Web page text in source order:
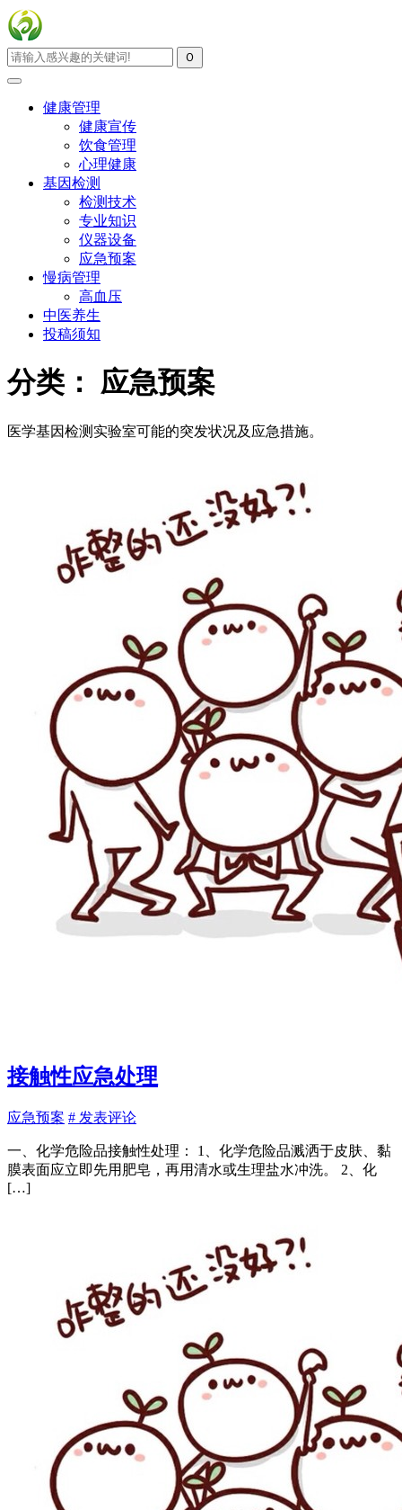
健康管理
健康宣传
饮食管理
心理健康
基因检测
检测技术
专业知识
仪器设备
应急预案
慢病管理
高血压
中医养生
投稿须知
分类： 应急预案
医学基因检测实验室可能的突发状况及应急措施。
接触性应急处理
应急预案 # 发表评论
一、化学危险品接触性处理： 1、化学危险品溅洒于皮肤、黏
膜表面应立即先用肥皂，再用清水或生理盐水冲洗。 2、化
[…]